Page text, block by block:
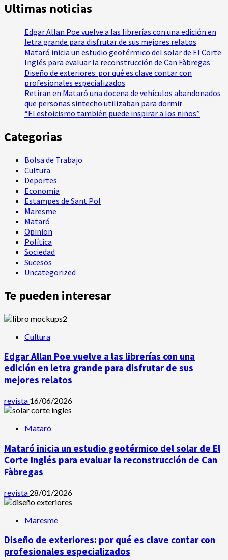
Ultimas noticias
Edgar Allan Poe vuelve a las librerías con una edición en
letra grande para disfrutar de sus mejores relatos
Mataró inicia un estudio geotérmico del solar de El Corte
Inglés para evaluar la reconstrucción de Can Fàbregas
Diseño de exteriores: por qué es clave contar con
profesionales especializados
Retiran en Mataró una docena de vehículos abandonados
que personas sintecho utilizaban para dormir
“El estoicismo también puede inspirar a los niños”
Categorias
Bolsa de Trabajo
Cultura
Deportes
Economia
Estampes de Sant Pol
Maresme
Mataró
Opinion
Política
Sociedad
Sucesos
Uncategorized
Te pueden interesar
Cultura
Edgar Allan Poe vuelve a las librerías con una
edición en letra grande para disfrutar de sus
mejores relatos
revista 16/06/2026
Mataró
Mataró inicia un estudio geotérmico del solar de El
Corte Inglés para evaluar la reconstrucción de Can
Fàbregas
revista 28/01/2026
Maresme
Diseño de exteriores: por qué es clave contar con
profesionales especializados